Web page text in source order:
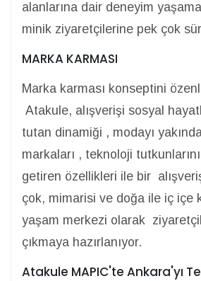
alanlarına dair deneyim
minik ziyaretçilerine pek çok
MARKA KARMASI
Marka karması konseptini
Atakule, alışverişi sosyal
tutan dinamiği , modayı
markaları , teknoloji
getiren özellikleri ile bir
çok, mimarisi ve doğa ile iç içe
yaşam merkezi olarak
çıkmaya hazırlanıyor.
Atakule MAPIC'te Ankara'yı